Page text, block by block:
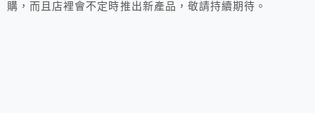
購，而且店裡會不定時推出新產品，敬請持續期待。